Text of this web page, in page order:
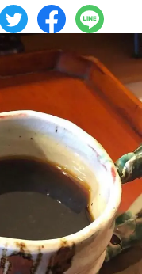
リア
リア
リア
州エリア
リア
エリア
リア
ア
ア
リア